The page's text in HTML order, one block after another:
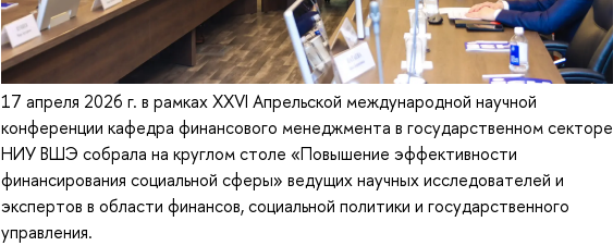
17 апреля 2026 г. в рамках XXVI Апрельской международной научной
конференции кафедра финансового менеджмента в государственном секторе
НИУ ВШЭ собрала на круглом столе «Повышение эффективности
финансирования социальной сферы» ведущих научных исследователей и
экспертов в области финансов, социальной политики и государственного
управления.